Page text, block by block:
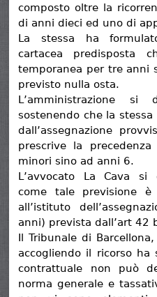
composto oltre la
di anni dieci ed uno di
La stessa ha
cartacea predisposta
temporanea per tre anni
previsto nulla osta.
L’amministrazione si
sostenendo che la
dall’assegnazione
prescrive la
minori sino ad anni 6.
L’avvocato La Cava si
come tale previsione
all’istituto
anni) prevista dall’art 42
Il Tribunale di
accogliendo il ricorso
contrattuale non può
norma generale e